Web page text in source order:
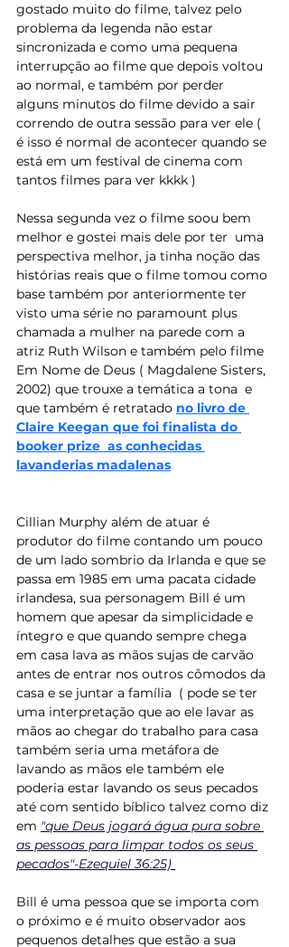
gostado muito do filme, talvez pelo
problema da legenda não estar
sincronizada e como uma pequena
interrupção ao filme que depois voltou
ao normal, e também por perder
alguns minutos do filme devido a sair
correndo de outra sessão para ver ele (
é isso é normal de acontecer quando se
está em um festival de cinema com
tantos filmes para ver kkkk )
Nessa segunda vez o filme soou bem
melhor e gostei mais dele por ter  uma
perspectiva melhor, ja tinha noção das
histórias reais que o filme tomou como
base também por anteriormente ter
visto uma série no paramount plus
chamada a mulher na parede com a
atriz Ruth Wilson e também pelo filme
Em Nome de Deus ( Magdalene Sisters,
2002) que trouxe a temática a tona  e
que também é retratado no livro de
Claire Keegan que foi finalista do
booker prize  as conhecidas
lavanderias madalenas
Cillian Murphy além de atuar é
produtor do filme contando um pouco
de um lado sombrio da Irlanda e que se
passa em 1985 em uma pacata cidade
irlandesa, sua personagem Bill é um
homem que apesar da simplicidade e
íntegro e que quando sempre chega
em casa lava as mãos sujas de carvão
antes de entrar nos outros cômodos da
casa e se juntar a família  ( pode se ter
uma interpretação que ao ele lavar as
mãos ao chegar do trabalho para casa
também seria uma metáfora de
lavando as mãos ele também ele
poderia estar lavando os seus pecados
até com sentido bíblico talvez como diz
em "que Deus jogará água pura sobre
as pessoas para limpar todos os seus
pecados"-Ezequiel 36:25)
Bill é uma pessoa que se importa com
o próximo e é muito observador aos
pequenos detalhes que estão a sua